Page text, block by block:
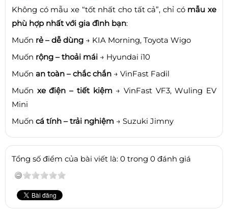
Không có mẫu xe “tốt nhất cho tất cả”, chỉ có mẫu xe
phù hợp nhất với gia đình bạn:
Muốn rẻ – dễ dùng → KIA Morning, Toyota Wigo
Muốn rộng – thoải mái → Hyundai i10
Muốn an toàn – chắc chắn → VinFast Fadil
Muốn xe điện – tiết kiệm→ VinFast VF3, Wuling EV
Mini
Muốn cá tính – trải nghiệm → Suzuki Jimny
Tổng số điểm của bài viết là: 0 trong 0 đánh giá